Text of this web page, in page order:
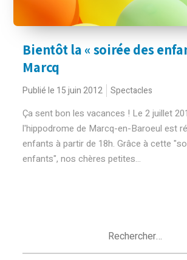
Bientôt la « soirée des
Marcq
Publié le 15 juin 2012 Spectacles
Ça sent bon les vacances ! Le 2 juillet
l'hippodrome de Marcq-en-Baroeul est
enfants à partir de 18h. Grâce à cette
enfants", nos chères petites...